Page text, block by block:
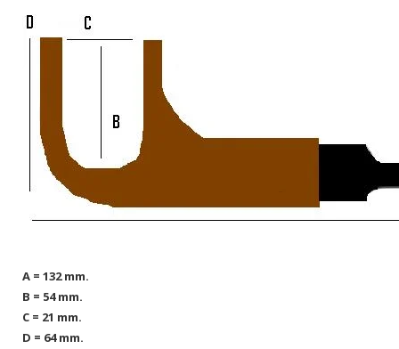
A = 132 mm.
B = 54 mm.
C = 21 mm.
D = 64 mm.